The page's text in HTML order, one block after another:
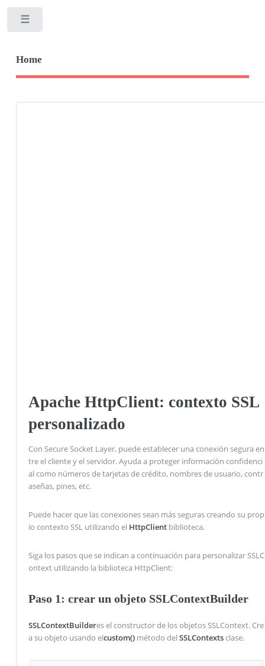
Home
Apache HttpClient: contexto SSL
personalizado
Con Secure Socket Layer, puede establecer una conexión segura en
tre el cliente y el servidor. Ayuda a proteger información confidenci
al como números de tarjetas de crédito, nombres de usuario, contr
aseñas, pines, etc.
Puede hacer que las conexiones sean más seguras creando su prop
io contexto SSL utilizando el HttpClientbiblioteca.
Siga los pasos que se indican a continuación para personalizar SSLC
ontext utilizando la biblioteca HttpClient:
Paso 1: crear un objeto SSLContextBuilder
SSLContextBuilderes el constructor de los objetos SSLContext. Cre
a su objeto usando elcustom()método del SSLContextsclase.